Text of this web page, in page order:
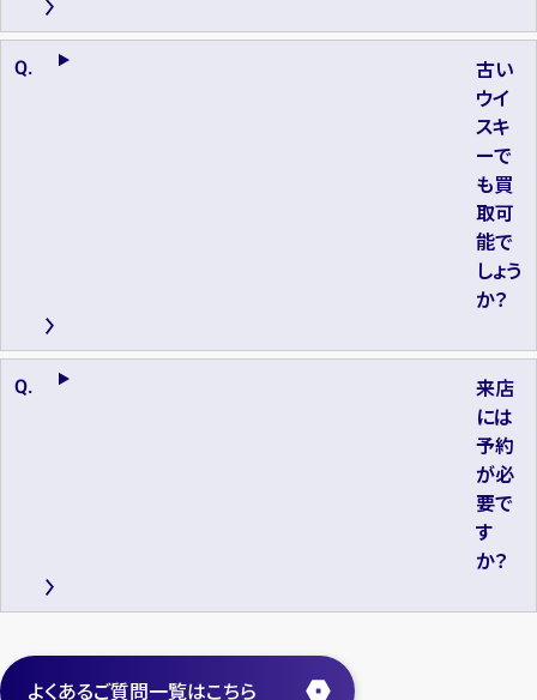
古い
ウイ
スキ
ーで
も買
取可
能で
しょう
か？
来店
には
予約
が必
要で
す
か？
よくあるご質問一覧はこちら